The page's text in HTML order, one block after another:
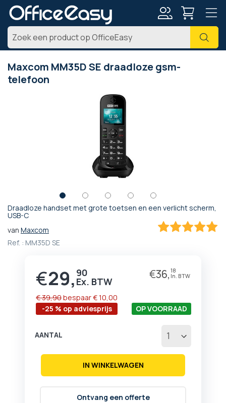
Zoek
Maxcom MM35D SE draadloze gsm-
telefoon
Draadloze handset met grote toetsen en een verlicht scherm,
USB-C
van Maxcom
Ref. : MM35D SE
Prijs
€29, 90 €36, 18
-25 % op adviesprijs
€ 39,90bespaar€ 10,00
OP VOORRAAD
AANTAL
IN WINKELWAGEN
Ontvang een offerte
Ga
het
begin
afbeeldingen-